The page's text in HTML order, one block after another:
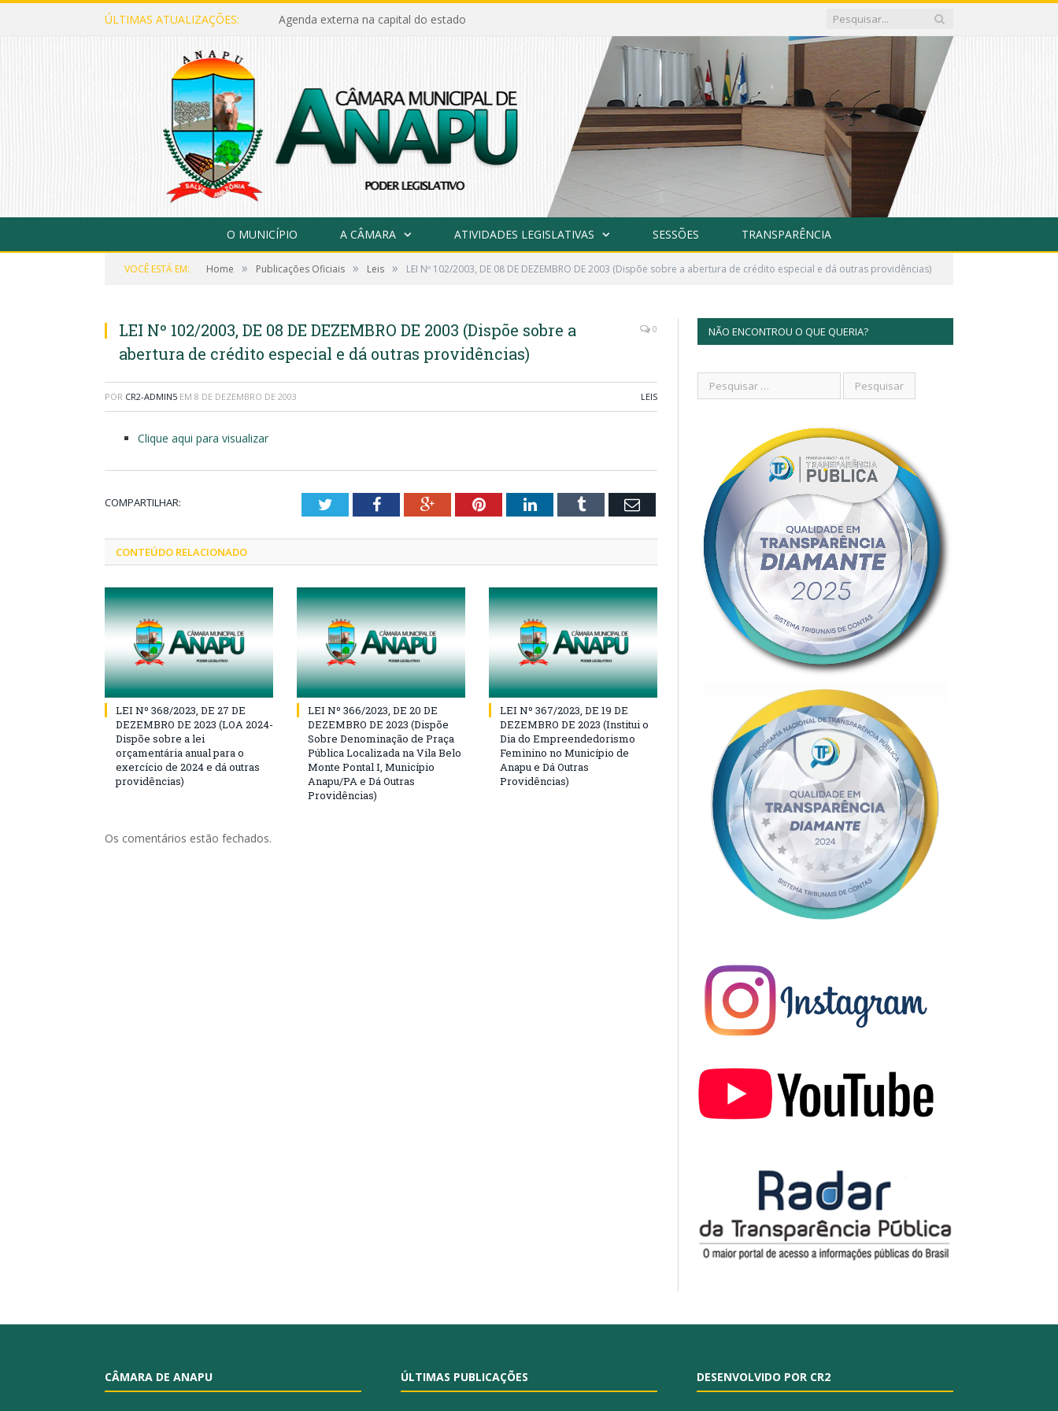
ÚLTIMAS ATUALIZAÇÕES: Agenda externa na capital do estado
O MUNICÍPIO A CÂMARA ATIVIDADES LEGISLATIVAS SESSÕES TRANSPARÊNCIA
VOCÊ ESTÁ EM: Home » Publicações Oficiais » Leis » LEI Nº 102/2003, DE 08 DE DEZEMBRO DE 2003 (Dispõe sobre a abertura de crédito especial e dá outras providências)
LEI Nº 102/2003, DE 08 DE DEZEMBRO DE 2003 (Dispõe sobre a
abertura de crédito especial e dá outras providências)
0
POR CR2-ADMIN5 EM 8 DE DEZEMBRO DE 2003 LEIS
Clique aqui para visualizar
COMPARTILHAR: TwitterFacebookGoogle+PinterestLinkedInTumblr Email
CONTEÚDO RELACIONADO
LEI Nº 368/2023, DE 27 DE
DEZEMBRO DE 2023 (LOA 2024-
Dispõe sobre a lei
orçamentária anual para o
exercício de 2024 e dá outras
providências)
LEI Nº 366/2023, DE 20 DE
DEZEMBRO DE 2023 (Dispõe
Sobre Denominação de Praça
Pública Localizada na Vila Belo
Monte Pontal I, Município
Anapu/PA e Dá Outras
Providências)
LEI Nº 367/2023, DE 19 DE
DEZEMBRO DE 2023 (Institui o
Dia do Empreendedorismo
Feminino no Município de
Anapu e Dá Outras
Providências)
Os comentários estão fechados.
NÃO ENCONTROU O QUE QUERIA?
CÂMARA DE ANAPU ÚLTIMAS PUBLICAÇÕES DESENVOLVIDO POR CR2